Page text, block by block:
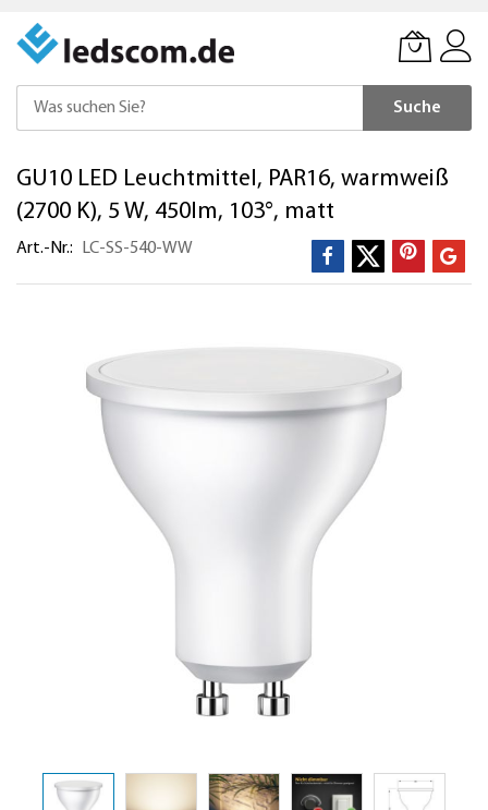
Suche
zum
Inhalt
GU10 LED Leuchtmittel, PAR16, warmweiß
(2700 K), 5 W, 450lm, 103°, matt
Art.-Nr. LC-SS-540-WW
Bildergalerie